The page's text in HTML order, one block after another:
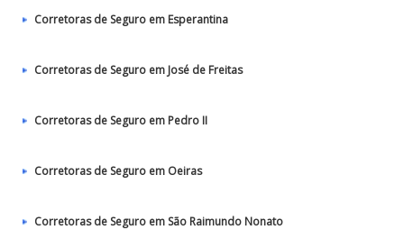
Corretoras de Seguro em Esperantina
Corretoras de Seguro em José de Freitas
Corretoras de Seguro em Pedro II
Corretoras de Seguro em Oeiras
Corretoras de Seguro em São Raimundo Nonato